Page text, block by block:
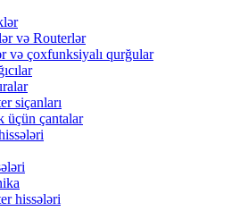
və Routerlər
və çoxfunksiyalı qurğular
siçanları
üçün çantalar
hissələri